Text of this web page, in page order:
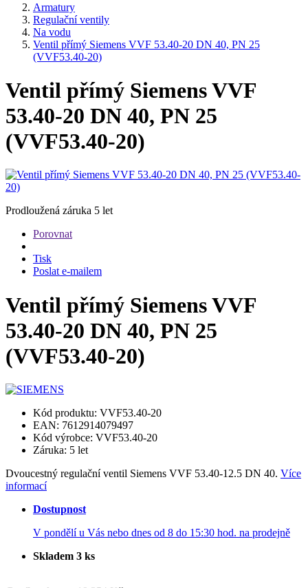
Armatury
Regulační ventily
Na vodu
Ventil přímý Siemens VVF 53.40-20 DN 40, PN 25
(VVF53.40-20)
Ventil přímý Siemens VVF
53.40-20 DN 40, PN 25
(VVF53.40-20)
Prodloužená záruka 5 let
Porovnat
Tisk
Poslat e-mailem
Ventil přímý Siemens VVF
53.40-20 DN 40, PN 25
(VVF53.40-20)
Kód produktu: VVF53.40-20
EAN: 7612914079497
Kód výrobce: VVF53.40-20
Záruka: 5 let
Dvoucestný regulační ventil Siemens VVF 53.40-12.5 DN 40. Více
informací
Dostupnost
V pondělí u Vás nebo dnes od 8 do 15:30 hod. na prodejně
Skladem 3 ks